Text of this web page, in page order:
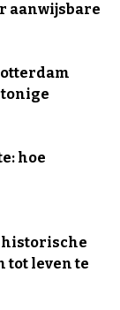
aanwijsbare
hoe
tot leven te